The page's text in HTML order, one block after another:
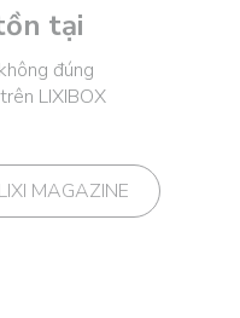
tại
đúng
LIXIBOX
LIXI MAGAZINE